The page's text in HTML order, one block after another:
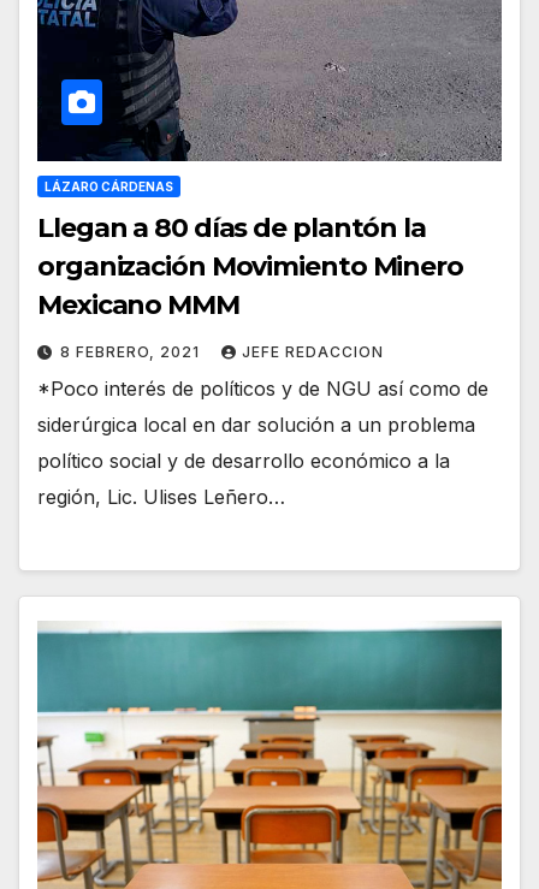
LÁZARO CÁRDENAS
Llegan a 80 días de plantón la
organización Movimiento Minero
Mexicano MMM
8 FEBRERO, 2021 JEFE REDACCION
*Poco interés de políticos y de NGU así como de
siderúrgica local en dar solución a un problema
político social y de desarrollo económico a la
región, Lic. Ulises Leñero…